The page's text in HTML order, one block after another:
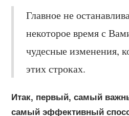
Главное не
некоторое время с
чудесные изменения,
этих строках.
Итак, первый, самый
самый эффективный